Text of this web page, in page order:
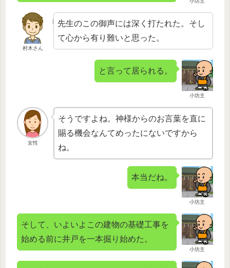
村木さん
先生のこの御声には深く打たれた。そし
て心から有り難いと思った。
小坊主
と言って居られる。
女性
そうですよね。神様からのお言葉を直に
賜る機会なんてめったにないですから
ね。
小坊主
本当だね。
小坊主
そして、いよいよこの建物の基礎工事を
始める前に井戸を一本掘り始めた。